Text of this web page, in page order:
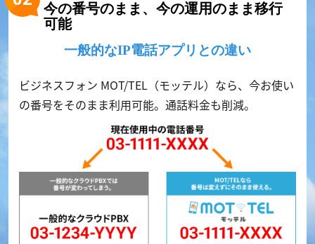
今の番号のまま、今の運用のまま移行
可能
一般的なIP電話アプリとの違い
ビジネスフォン MOT/TEL（モッテル）なら、今お使い
の番号をそのまま利用可能。通話料金も削減。